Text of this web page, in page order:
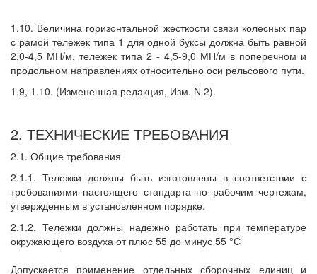
1.10. Величина горизонтальной жесткости связи колесных пар
с рамой тележек типа 1 для одной буксы должна быть равной
2,0-4,5 МН/м, тележек типа 2 - 4,5-9,0 МН/м в поперечном и
продольном направлениях относительно оси рельсового пути.
1.9, 1.10. (Измененная редакция, Изм. N 2).
2. ТЕХНИЧЕСКИЕ ТРЕБОВАНИЯ
2.1. Общие требования
2.1.1. Тележки должны быть изготовлены в соответствии с
требованиями настоящего стандарта по рабочим чертежам,
утвержденным в установленном порядке.
2.1.2. Тележки должны надежно работать при температуре
окружающего воздуха от плюс 55 до минус 55 °С
Допускается применение отдельных сборочных единиц и